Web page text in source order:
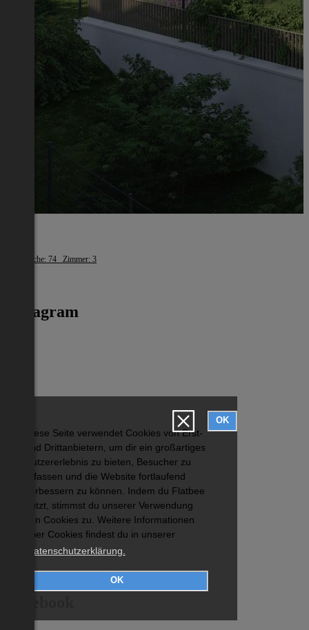
Diese Seite verwendet Cookies von Erst-
und Drittanbietern, um dir ein großartiges
Nutzererlebnis zu bieten, Besucher zu
erfassen und die Website fortlaufend
verbessern zu können. Indem du Flatbee
nutzt, stimmst du unserer Verwendung
von Cookies zu. Weitere Informationen
über Cookies findest du in unserer
Datenschutzerklärung.
OK
OK
Wohnfläche: 74 Zimmer: 3
Instagram